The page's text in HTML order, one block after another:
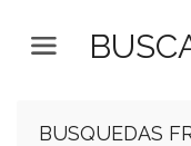
BUSQUEDAS